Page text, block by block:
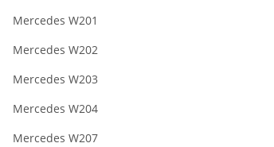
Mercedes W201
Mercedes W202
Mercedes W203
Mercedes W204
Mercedes W207